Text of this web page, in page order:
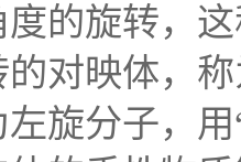
的旋转，
对映体，
旋分子，用